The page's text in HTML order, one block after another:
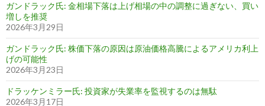
ガンドラック氏: 金相場下落は上げ相場の中の調整に過ぎない、買い
増しを推奨
2026年3月29日
ガンドラック氏: 株価下落の原因は原油価格高騰によるアメリカ利上
げの可能性
2026年3月23日
ドラッケンミラー氏: 投資家が失業率を監視するのは無駄
2026年3月17日